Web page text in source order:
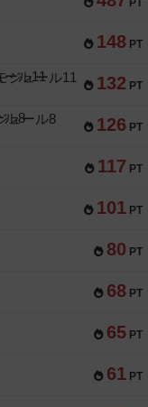
PT
148 PT
132 PT
ジュール11
126 PT
ュール8
117 PT
101 PT
80 PT
68 PT
65 PT
61 PT